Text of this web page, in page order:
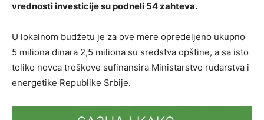
vrednosti investicije su podneli 54 zahteva.
U lokalnom budžetu je za ove mere opredeljeno ukupno
5 miliona dinara 2,5 miliona su sredstva opštine, a sa isto
toliko novca troškove sufinansira Ministarstvo rudarstva i
energetike Republike Srbije.